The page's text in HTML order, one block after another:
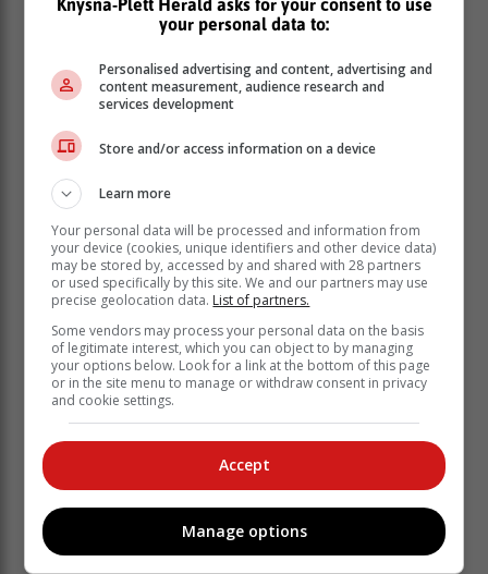
Die feit dat daar 'n aktiewe hofsaak aan die gang is
hulle nie aan die verkiesing kan deelneem nie.
Icosa kon ook nie genoeg handtekeninge vir hul party
kry teen die spertyd van die onafhanklike
verkiesingskomitee nie. Volgens Kamfer is dit duidelik
dat Donson die party soos 'n familiebesigheid bedryf
het. Hy is vol vertroue dat dinge na die hofsaak sal
beter gaan.
Knysna-Plett Herald asks for your consent to use
your personal data to:
Personalised advertising and content, advertising and
content measurement, audience research and
services development
Store and/or access information on a device
Learn more
Your personal data will be processed and information from
your device (cookies, unique identifiers and other device data)
may be stored by, accessed by and shared with 28 partners
or used specifically by this site. We and our partners may use
precise geolocation data. List of partners.
Some vendors may process your personal data on the basis
of legitimate interest, which you can object to by managing
your options below. Look for a link at the bottom of this page
or in the site menu to manage or withdraw consent in privacy
and cookie settings.
Accept
Manage options